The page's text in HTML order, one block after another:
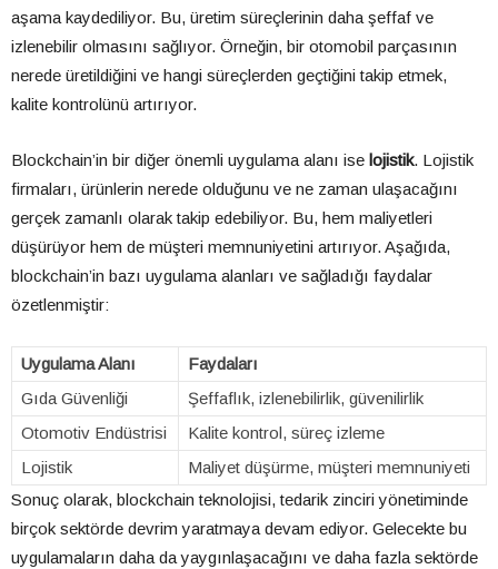
aşama kaydediliyor. Bu, üretim süreçlerinin daha şeffaf ve
izlenebilir olmasını sağlıyor. Örneğin, bir otomobil parçasının
nerede üretildiğini ve hangi süreçlerden geçtiğini takip etmek,
kalite kontrolünü artırıyor.
Blockchain’in bir diğer önemli uygulama alanı ise lojistik. Lojistik
firmaları, ürünlerin nerede olduğunu ve ne zaman ulaşacağını
gerçek zamanlı olarak takip edebiliyor. Bu, hem maliyetleri
düşürüyor hem de müşteri memnuniyetini artırıyor. Aşağıda,
blockchain’in bazı uygulama alanları ve sağladığı faydalar
özetlenmiştir:
Uygulama Alanı
Faydaları
Gıda Güvenliği
Şeffaflık, izlenebilirlik, güvenilirlik
Otomotiv Endüstrisi
Kalite kontrol, süreç izleme
Lojistik
Maliyet düşürme, müşteri memnuniyeti
Sonuç olarak, blockchain teknolojisi, tedarik zinciri yönetiminde
birçok sektörde devrim yaratmaya devam ediyor. Gelecekte bu
uygulamaların daha da yaygınlaşacağını ve daha fazla sektörde